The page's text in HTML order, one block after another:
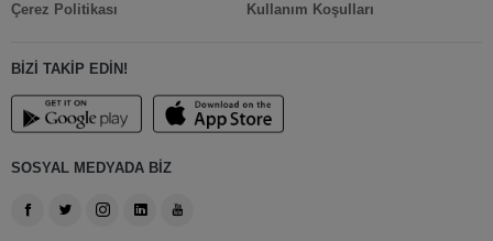
Çerez Politikası
Kullanım Koşulları
BİZİ TAKİP EDİN!
SOSYAL MEDYADA BİZ